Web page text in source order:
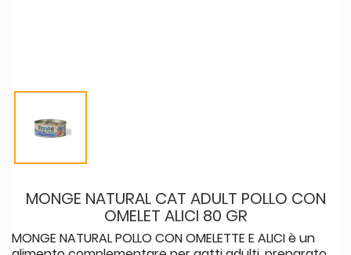
MONGE NATURAL CAT ADULT POLLO CON
OMELET ALICI 80 GR
MONGE NATURAL POLLO CON OMELETTE E ALICI è un